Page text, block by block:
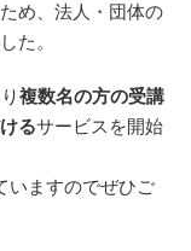
め、法人・団体の
た。
複数名の方の受講
るサービスを開始
いますのでぜひご